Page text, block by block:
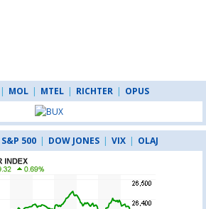
| MOL | MTEL | RICHTER | OPUS
S&P 500 | DOW JONES | VIX | OLAJ